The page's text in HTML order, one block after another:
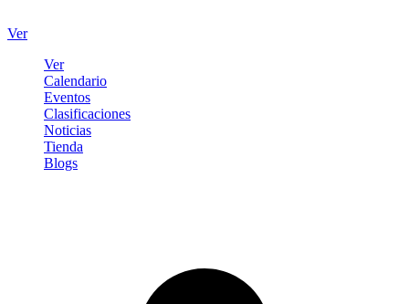
Ver
Ver
Calendario
Eventos
Clasificaciones
Noticias
Tienda
Blogs